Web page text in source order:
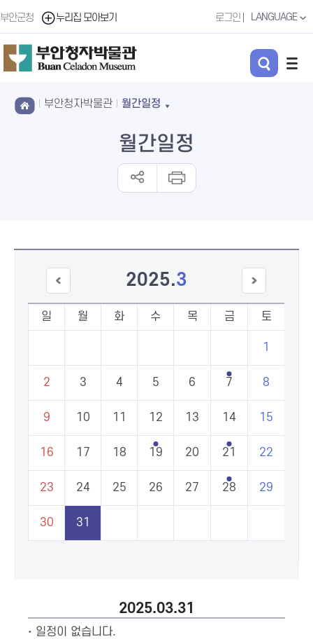
부안군청 누리집 모아보기 로그인 LANGUAGE
부안청자박물관 월간일정
월간일정
2025.3
일 월 화 수 목 금 토
1
2 3 4 5 6 7 8
9 10 11 12 13 14 15
16 17 18 19 20 21 22
23 24 25 26 27 28 29
30 31
2025.03.31
일정이 없습니다.